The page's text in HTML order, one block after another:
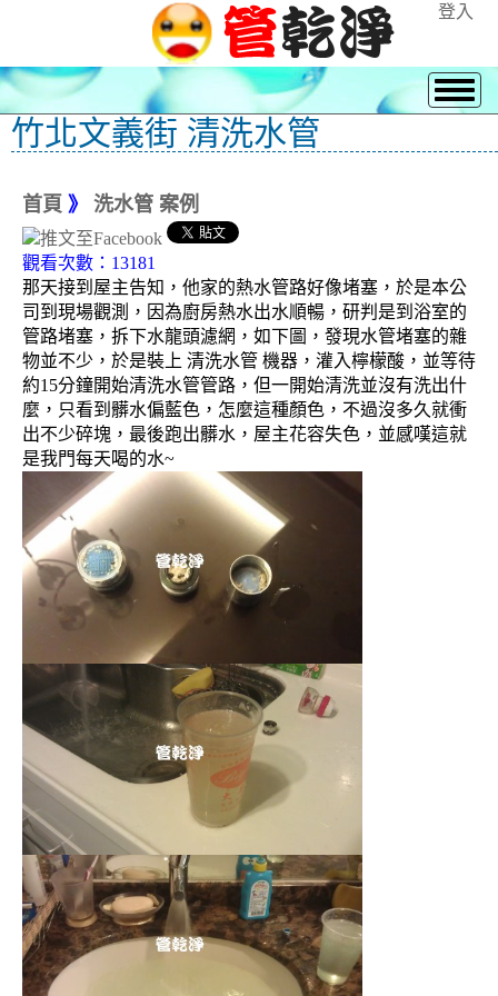
登入
竹北文義街 清洗水管
首頁 》 洗水管 案例
觀看次數：13181
那天接到屋主告知，他家的熱水管路好像堵塞，於是本公
司到現場觀測，因為廚房熱水出水順暢，研判是到浴室的
管路堵塞，拆下水龍頭濾網，如下圖，發現水管堵塞的雜
物並不少，於是裝上 清洗水管 機器，灌入檸檬酸，並等待
約15分鐘開始清洗水管管路，但一開始清洗並沒有洗出什
麼，只看到髒水偏藍色，怎麼這種顏色，不過沒多久就衝
出不少碎塊，最後跑出髒水，屋主花容失色，並感嘆這就
是我門每天喝的水~